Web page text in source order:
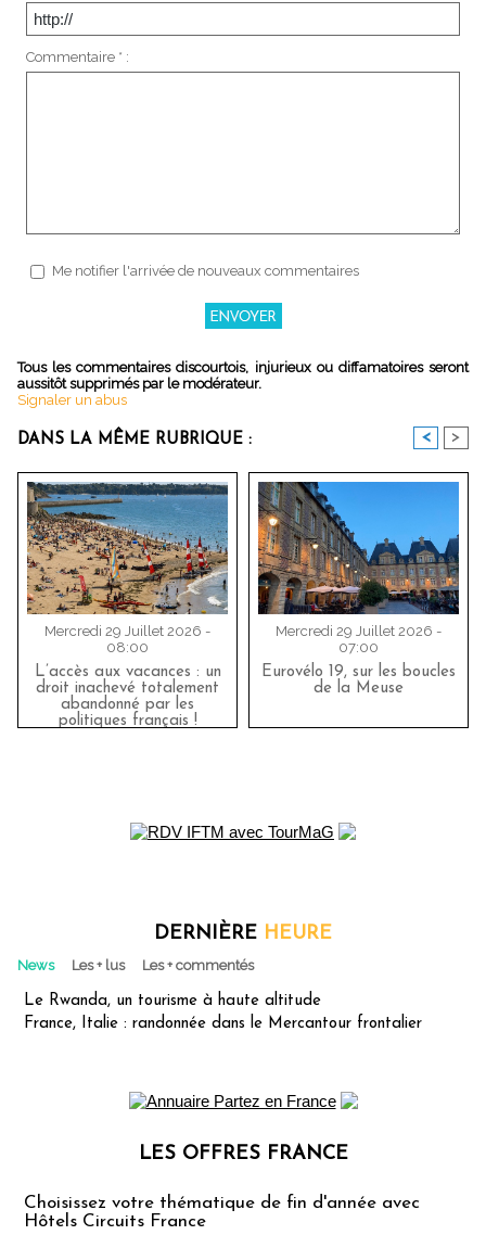
Commentaire * :
Me notifier l'arrivée de nouveaux commentaires
Tous les commentaires discourtois, injurieux ou diffamatoires seront
aussitôt supprimés par le modérateur.
Signaler un abus
DANS LA MÊME RUBRIQUE : < >
Mercredi 29 Juillet 2026 -
08:00
L’accès aux vacances : un
droit inachevé totalement
abandonné par les
politiques français !
Mercredi 29 Juillet 2026 -
07:00
Eurovélo 19, sur les boucles
de la Meuse
DERNIÈRE HEURE
News Les + lus Les + commentés
Le Rwanda, un tourisme à haute altitude
France, Italie : randonnée dans le Mercantour frontalier
LES OFFRES FRANCE
Choisissez votre thématique de fin d'année avec
Hôtels Circuits France